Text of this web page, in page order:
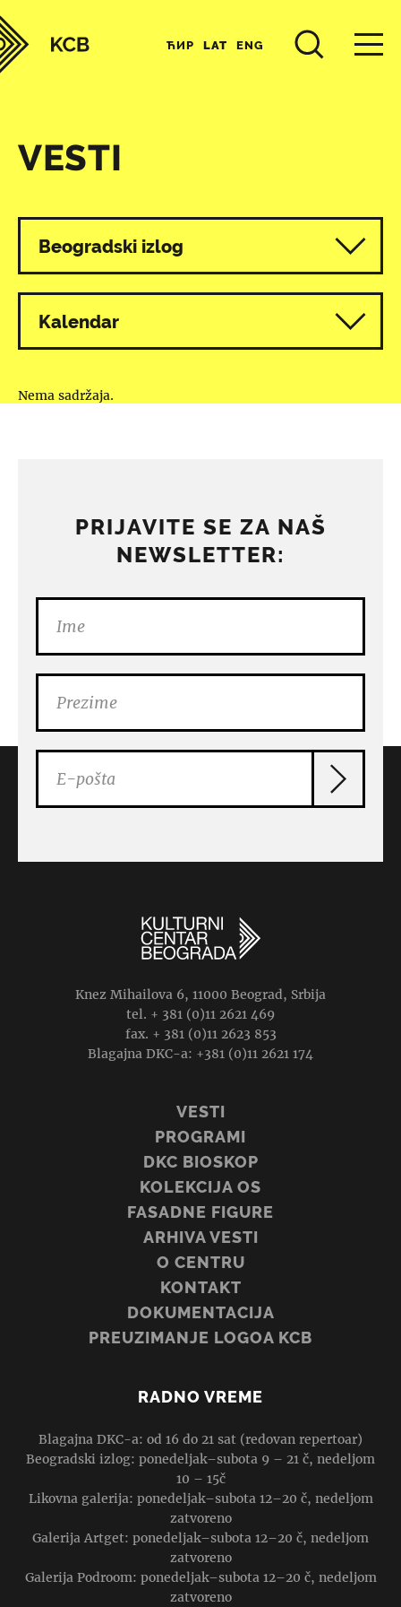
ЋИР LAT ENG
VESTI
Svi programi
Beogradski izlog
Kalendar
Nema sadržaja.
PRIJAVITE SE ZA NAŠ
NEWSLETTER:
Knez Mihailova 6, 11000 Beograd, Srbija
tel. + 381 (0)11 2621 469
fax. + 381 (0)11 2623 853
Blagajna DKC-a: +381 (0)11 2621 174
VESTI
PROGRAMI
DKC BIOSKOP
KOLEKCIJA OS
FASADNE FIGURE
ARHIVA VESTI
O CENTRU
KONTAKT
DOKUMENTACIJA
PREUZIMANJE LOGOA KCB
RADNO VREME
Blagajna DKC-a: od 16 do 21 sat (redovan repertoar)
Beogradski izlog: ponedeljak–subota 9 – 21 č, nedeljom
10 – 15č
Likovna galerija: ponedeljak–subota 12–20 č, nedeljom
zatvoreno
Galerija Artget: ponedeljak–subota 12–20 č, nedeljom
zatvoreno
Galerija Podroom: ponedeljak–subota 12–20 č, nedeljom
zatvoreno